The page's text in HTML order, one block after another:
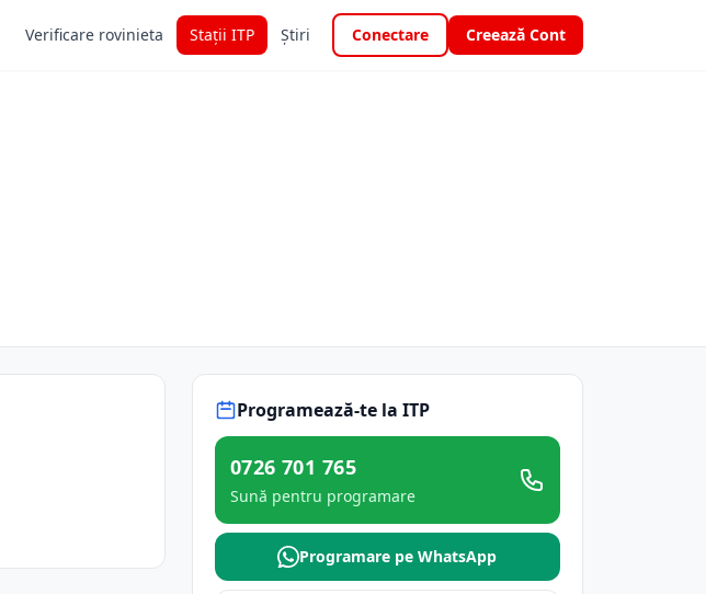
Verificare rovinieta Stații ITP Știri Conectare Creează Cont
Programează-te la ITP
0726 701 765
Sună pentru programare
Programare pe WhatsApp